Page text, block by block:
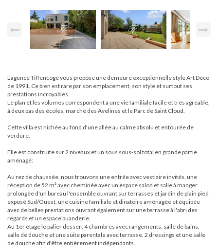
L'agence Tiffencogé vous propose une demeure exceptionnelle style Art Déco
de 1991. Ce bien est rare par son emplacement, son style et surtout ses
prestations incroyables.
Le plan et les volumes correspondent à une vie familiale facile et très agréable,
à deux pas des écoles, marché des Avelines et le Parc de Saint Cloud.
Cette villa est nichée au fond d'une allée au calme absolu et entourée de
verdure.
Elle est construite sur 2 niveaux et un sous sous-sol total en grande partie
aménagé:
Au rez de chaussée, nous trouvons une entrée avec vestiaire invités, une
réception de 52 m² avec cheminée avec un espace salon et salle à manger
prolongée d'un bureau l'ensemble ouvrant sur terrasses et jardin de plain pied
exposé Sud/Ouest, une cuisine familiale et dinatoire aménagée et équipée
avec de belles prestations ouvrant également sur une terrasse à l'abri des
regards et un espace buanderie.
Au 1er étage le palier dessert 4 chambres avec rangements, salle de bains,
salle de douche et une suite parentale avec terrasse, 2 dressings et une salle
de douche afin d'être entièrement indépendants.